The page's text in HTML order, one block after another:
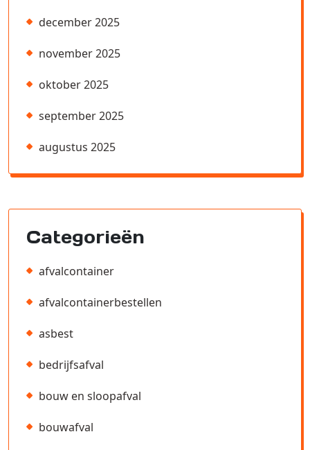
december 2025
november 2025
oktober 2025
september 2025
augustus 2025
Categorieën
afvalcontainer
afvalcontainerbestellen
asbest
bedrijfsafval
bouw en sloopafval
bouwafval